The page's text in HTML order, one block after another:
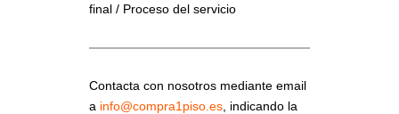
final / Proceso del servicio
Contacta con nosotros mediante email
a info@compra1piso.es , indicando la